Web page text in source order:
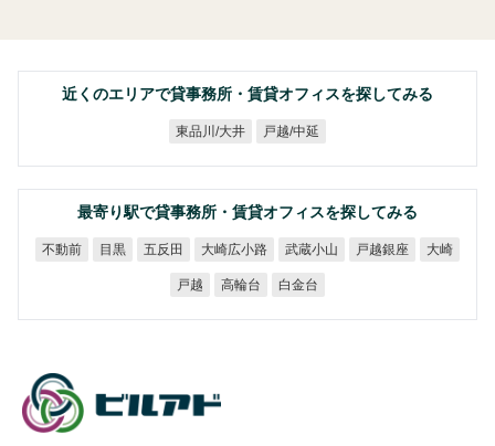
近くのエリアで貸事務所・賃貸オフィスを探してみる
東品川/大井 戸越/中延
最寄り駅で貸事務所・賃貸オフィスを探してみる
不動前 目黒 五反田 大崎広小路 武蔵小山 戸越銀座 大崎
戸越 高輪台 白金台